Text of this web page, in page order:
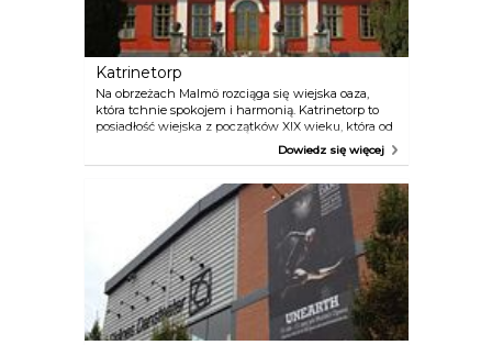
Katrinetorp
Na obrzeżach Malmö rozciąga się wiejska oaza,
która tchnie spokojem i harmonią. Katrinetorp to
posiadłość wiejska z początków XIX wieku, która od
początku służyła jako letnia rezydencja i miejsce, w
którym organizowano większe przyjęcia. Obecnie
dwór działał tak jak za czasów jego świetności. Co
roku odbywają się tutaj targi, koncerty, wydarzenia i
wystawy, które przyciągają tłumy. Niedawno
udostępniono zwiedzającym nową halę
wystawienniczą „Stajnia”, przy której działa
ekskluzywny sklep z pamiątkami. Katrinetorp leży
w odległości zaledwie 10 minut drogi od centrum
Malmö, co tylko podkreśla kontrast między wielkim
miastem a tą idylliczną scenerią.
Dowiedz się więcej